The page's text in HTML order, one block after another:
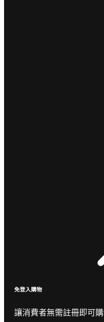
免登入購物
讓消費者無需註冊即可